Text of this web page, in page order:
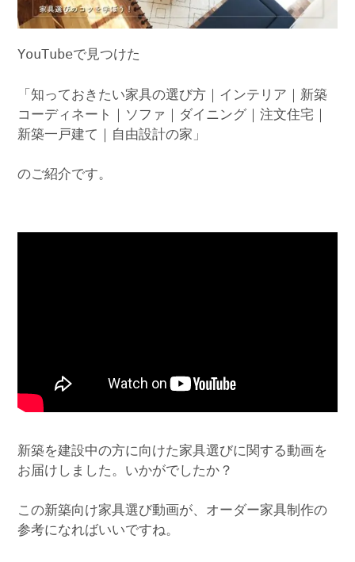
YouTubeで見つけた
「知っておきたい家具の選び方｜インテリア｜新築
コーディネート｜ソファ｜ダイニング｜注文住宅｜
新築一戸建て｜自由設計の家」
のご紹介です。
新築を建設中の方に向けた家具選びに関する動画を
お届けしました。いかがでしたか？
この新築向け家具選び動画が、オーダー家具制作の
参考になればいいですね。